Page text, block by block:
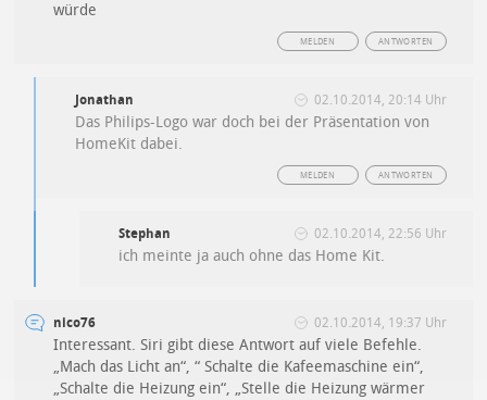
würde
ANTWORTEN
MELDEN
Jonathan 02.10.2014, 20:14 Uhr
Das Philips-Logo war doch bei der Präsentation von
HomeKit dabei.
ANTWORTEN
MELDEN
Stephan 02.10.2014, 22:56 Uhr
ich meinte ja auch ohne das Home Kit.
nico76 02.10.2014, 19:37 Uhr
Interessant. Siri gibt diese Antwort auf viele Befehle.
„Mach das Licht an“, “ Schalte die Kafeemaschine ein“,
„Schalte die Heizung ein“, „Stelle die Heizung wärmer